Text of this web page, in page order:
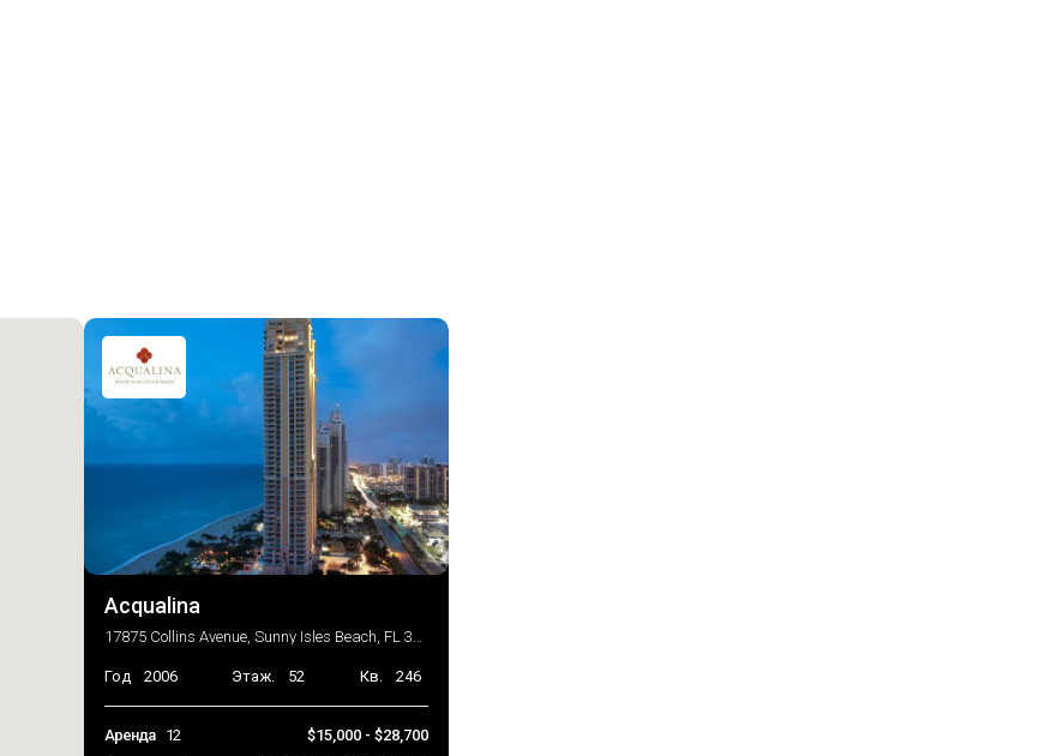
Acqualina
17875 Collins Avenue, Sunny Isles Beach, FL 33160
Год 2006 Этаж. 52 Кв. 246
Аренда 12
$15,000 - $28,700